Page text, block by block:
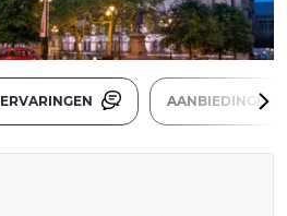
ERVARINGEN AANBIEDINGEN